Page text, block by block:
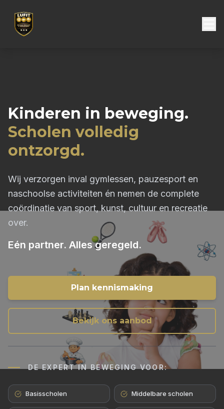
Kinderen in beweging.
Scholen volledig
ontzorgd.
Wij verzorgen inval gymlessen, pauzesport en
naschoolse activiteiten én nemen de complete
coördinatie van sport, kunst, cultuur en recreatie
over.
Eén partner. Alles geregeld.
Plan kennismaking
Bekijk ons aanbod
DE EXPERT IN BEWEGING VOOR:
Basisscholen Middelbare scholen